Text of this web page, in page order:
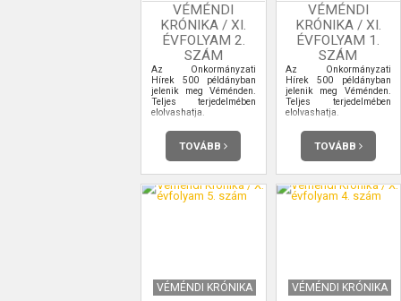
VÉMÉNDI
KRÓNIKA / XI.
ÉVFOLYAM 2.
SZÁM
Az Önkormányzati
Hírek 500 példányban
jelenik meg Véménden.
Teljes terjedelmében
elolvashatja.
TOVÁBB
VÉMÉNDI
KRÓNIKA / XI.
ÉVFOLYAM 1.
SZÁM
Az Önkormányzati
Hírek 500 példányban
jelenik meg Véménden.
Teljes terjedelmében
elolvashatja.
TOVÁBB
VÉMÉNDI KRÓNIKA VÉMÉNDI KRÓNIKA